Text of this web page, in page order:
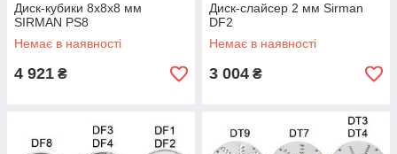
Диск-кубики 8х8х8 мм
SIRMAN PS8
Немає в наявності
4 921 ₴
Диск-слайсер 2 мм Sirman
DF2
Немає в наявності
3 004 ₴